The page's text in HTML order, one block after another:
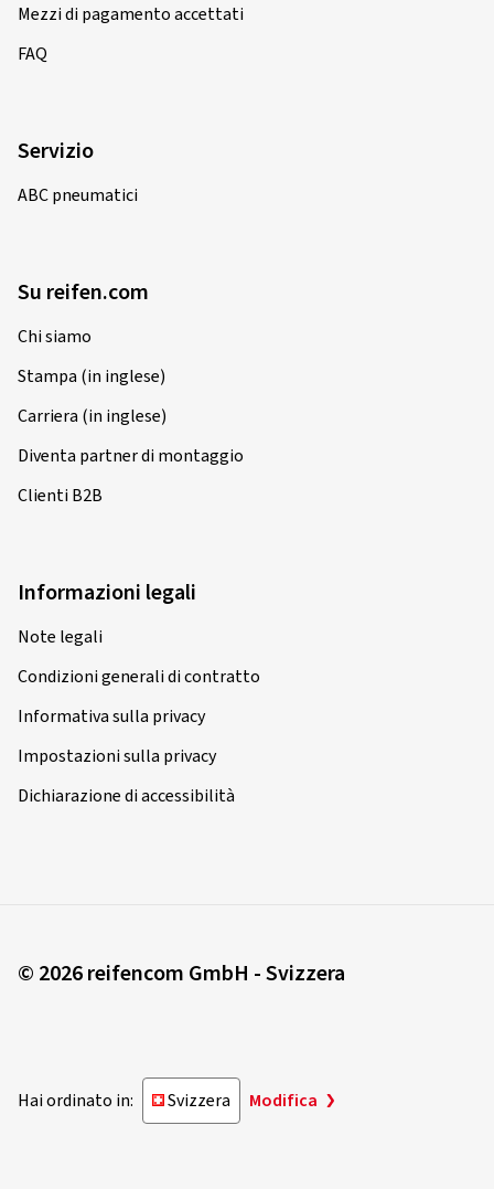
Mezzi di pagamento accettati
FAQ
Servizio
ABC pneumatici
Su reifen.com
Chi siamo
Stampa (in inglese)
Carriera (in inglese)
Diventa partner di montaggio
Clienti B2B
Informazioni legali
Note legali
Condizioni generali di contratto
Informativa sulla privacy
Impostazioni sulla privacy
Dichiarazione di accessibilità
© 2026 reifencom GmbH - Svizzera
Hai ordinato in: Svizzera Modifica